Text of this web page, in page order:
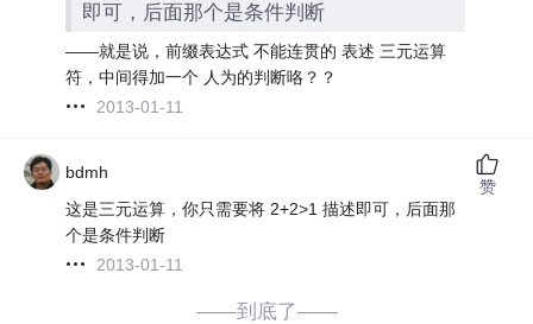
即可，后面那个是条件判断
——就是说，前缀表达式 不能连贯的 表述 三元运算
符，中间得加一个 人为的判断咯？？
2013-01-11
bdmh
这是三元运算，你只需要将 2+2>1 描述即可，后面那
个是条件判断
2013-01-11
赞
——到底了——